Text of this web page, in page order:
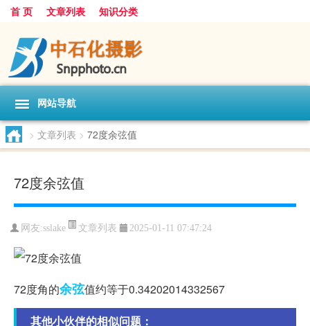
首 页 文章列表 知识分类
网站导航
> 文章列表 > 72度余弦值
72度余弦值
网友:sslake 文章列表 2025-01-11 07:47:24
72度角的余弦值约等于0.34202014332567
其他小伙伴的相似问题：